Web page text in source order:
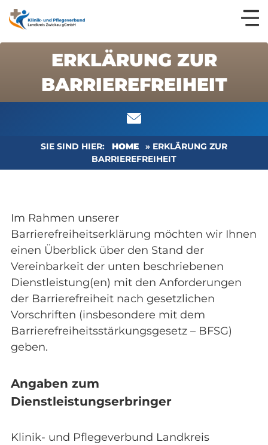
ERKLÄRUNG ZUR
BARRIEREFREIHEIT
SIE SIND HIER: HOME » ERKLÄRUNG ZUR
BARRIEREFREIHEIT
Im Rahmen unserer
Barrierefreiheitserklärung möchten wir Ihnen
einen Überblick über den Stand der
Vereinbarkeit der unten beschriebenen
Dienstleistung(en) mit den Anforderungen
der Barrierefreiheit nach gesetzlichen
Vorschriften (insbesondere mit dem
Barrierefreiheitsstärkungsgesetz – BFSG)
geben.
Angaben zum
Dienstleistungserbringer
Klinik- und Pflegeverbund Landkreis